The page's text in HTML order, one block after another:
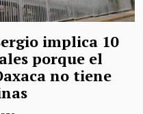
implica 10
porque el
no tiene